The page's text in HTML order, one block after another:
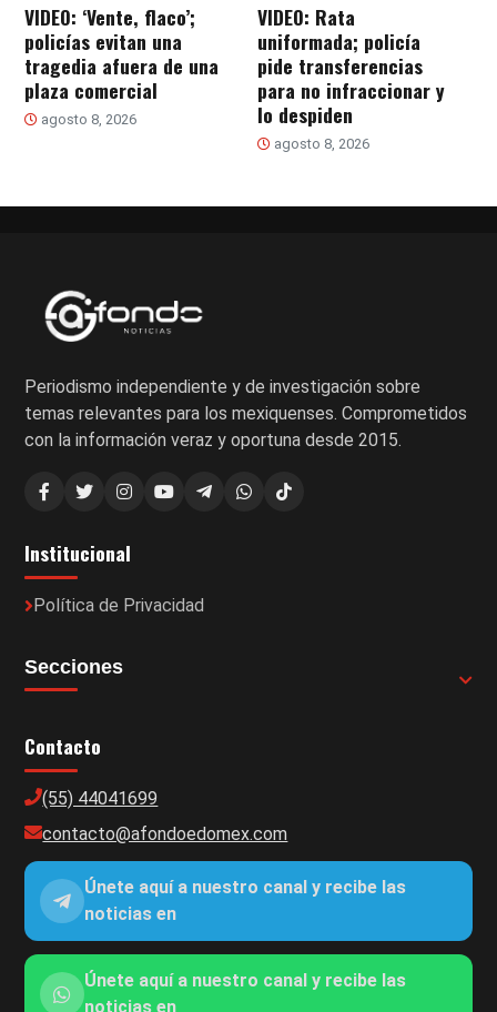
VIDEO: ‘Vente, flaco’;
policías evitan una
tragedia afuera de una
plaza comercial
agosto 8, 2026
VIDEO: Rata
uniformada; policía
pide transferencias
para no infraccionar y
lo despiden
agosto 8, 2026
Periodismo independiente y de investigación sobre
temas relevantes para los mexiquenses. Comprometidos
con la información veraz y oportuna desde 2015.
Institucional
Política de Privacidad
Secciones
Contacto
(55) 44041699
contacto@afondoedomex.com
Únete aquí a nuestro canal y recibe las
noticias en
Únete aquí a nuestro canal y recibe las
noticias en